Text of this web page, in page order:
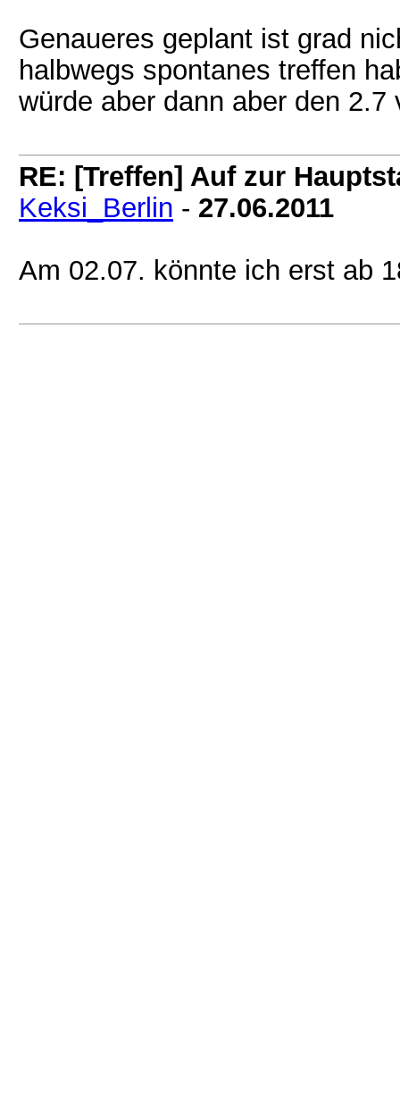
Genaueres geplant ist grad
halbwegs spontanes treffen
würde aber dann aber den 2.7
RE: [Treffen] Auf zur
Keksi_Berlin - 27.06.2011
Am 02.07. könnte ich erst ab